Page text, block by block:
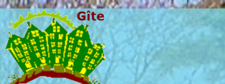
Aller au contenu principal